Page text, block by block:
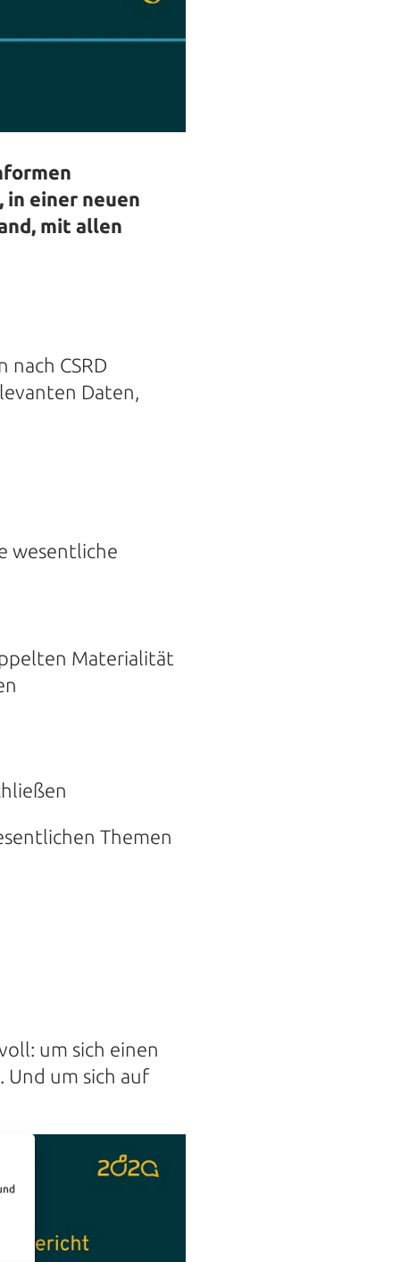
in einer neuen
mit allen
CSRD
Daten,
wesentliche
Materialität
Themen
um sich einen
um sich auf